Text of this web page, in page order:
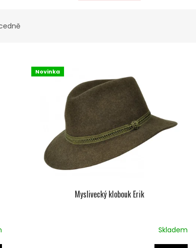
Novinka
Myslivecký klobouk Erik
Skladem